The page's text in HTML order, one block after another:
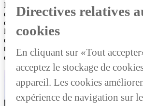
L'UX 300e est une voiture exceptionnelle,
développement dans le domaine des
qu'à vous de bénéficier des avantages
leader technologique des moteurs, batteries et
d'asservissement. Vivez le confort silencieux
technologies traditionnelles et modernes. Une
exceptionnelle, un sentiment incomparable.
Directives relatives
cookies
En cliquant sur «Tout
acceptez le stockage de
appareil. Les cookies
expérience de navigation sur